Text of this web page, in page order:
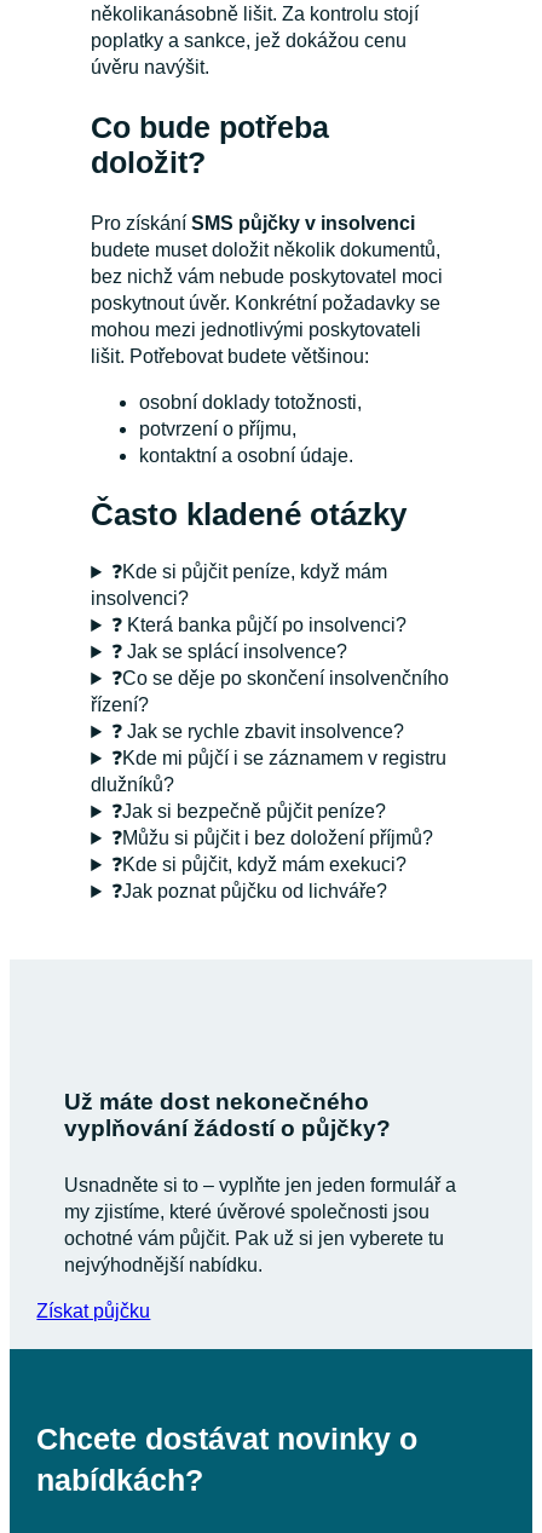
několikanásobně lišit. Za kontrolu stojí
poplatky a sankce, jež dokážou cenu
úvěru navýšit.
Co bude potřeba
doložit?
Pro získáníSMS půjčky v insolvenci
budete muset doložit několik dokumentů,
bez nichž vám nebude poskytovatel moci
poskytnout úvěr. Konkrétní požadavky se
mohou mezi jednotlivými poskytovateli
lišit. Potřebovat budete většinou:
osobní doklady totožnosti,
potvrzení o příjmu,
kontaktní a osobní údaje.
Často kladené otázky
❓Kde si půjčit peníze, když mám
insolvenci?
❓ Která banka půjčí po insolvenci?
❓ Jak se splácí insolvence?
❓Co se děje po skončení insolvenčního
řízení?
❓ Jak se rychle zbavit insolvence?
❓Kde mi půjčí i se záznamem v registru
dlužníků?
❓Jak si bezpečně půjčit peníze?
❓Můžu si půjčit i bez doložení příjmů?
❓Kde si půjčit, když mám exekuci?
❓Jak poznat půjčku od lichváře?
Už máte dost nekonečného
vyplňování žádostí o půjčky?
Usnadněte si to – vyplňte jen jeden formulář a
my zjistíme, které úvěrové společnosti jsou
ochotné vám půjčit. Pak už si jen vyberete tu
nejvýhodnější nabídku.
Získat půjčku
Chcete dostávat novinky o
nabídkách?